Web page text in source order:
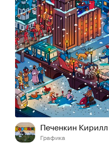
Печенкин Кирилл
Графика